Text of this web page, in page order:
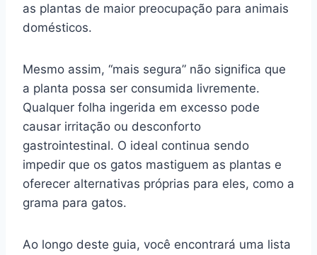
as plantas de maior preocupação para animais
domésticos.
Mesmo assim, “mais segura” não significa que
a planta possa ser consumida livremente.
Qualquer folha ingerida em excesso pode
causar irritação ou desconforto
gastrointestinal. O ideal continua sendo
impedir que os gatos mastiguem as plantas e
oferecer alternativas próprias para eles, como a
grama para gatos.
Ao longo deste guia, você encontrará uma lista